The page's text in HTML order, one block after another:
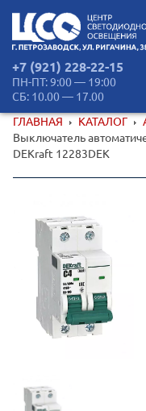
+7 (921) 228-22-15
ПН-ПТ: 9:00 — 19:00
СБ: 10.00 — 17.00
ГЛАВНАЯ КАТАЛОГ
Выключатель
DEKraft 12283DEK